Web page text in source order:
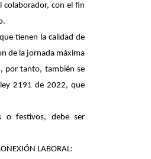
colaborador, con el fin
tienen la calidad de
de la jornada máxima
por tanto, también se
2191 de 2022, que
o festivos, debe ser
LABORAL: